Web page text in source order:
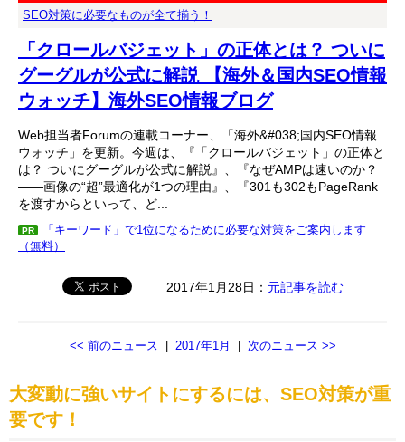
SEO対策に必要なものが全て揃う！
「クロールバジェット」の正体とは？ ついに
グーグルが公式に解説 【海外＆国内SEO情報
ウォッチ】海外SEO情報ブログ
Web担当者Forumの連載コーナー、「海外&#038;国内SEO情報
ウォッチ」を更新。今週は、『「クロールバジェット」の正体と
は？ ついにグーグルが公式に解説』、『なぜAMPは速いのか？
――画像の“超”最適化が1つの理由』、『301も302もPageRank
を渡すからといって、ど...
PR
「キーワード」で1位になるために必要な対策をご案内します
（無料）
2017年1月28日： 元記事を読む
<< 前のニュース 2017年1月 次のニュース >>
大変動に強いサイトにするには、SEO対策が重
要です！